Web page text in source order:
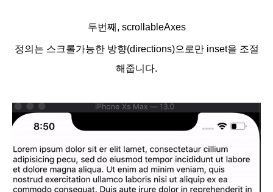
두번째, scrollableAxes
정의는 스크롤가능한 방향(directions)으로만 inset을 조절
해줍니다.